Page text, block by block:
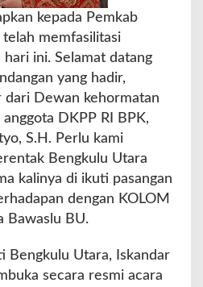
kepada Pemkab
memfasilitasi
hari ini. Selamat datang
yang hadir,
dari Dewan kehormatan
DKPP RI BPK,
S.H. Perlu kami
Bengkulu Utara
kalinya di ikuti pasangan
dengan KOLOM
Bawaslu BU.
Bengkulu Utara, Iskandar
secara resmi acara